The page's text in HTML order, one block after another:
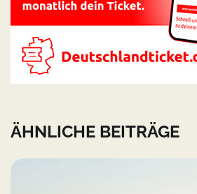
ÄHNLICHE BEITRÄGE